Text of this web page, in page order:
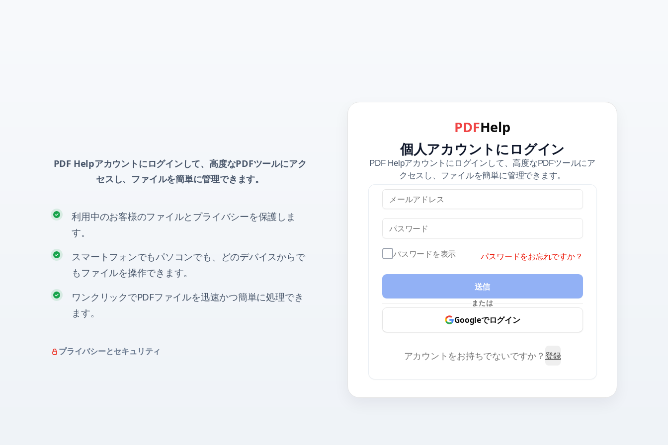
PDFHelp
個人アカウントにログイン
PDF Helpアカウントにログインして、高度なPDFツールにア
クセスし、ファイルを簡単に管理できます。
ログイン
メールアドレス
パスワード
パスワードを表示 パスワードをお忘れですか？
送信
または
Googleでログイン
アカウントをお持ちでないですか？ 登録
PDF Helpアカウントにログインして、高度なPDFツールにアク
セスし、ファイルを簡単に管理できます。
利用中のお客様のファイルとプライバシーを保護しま
す。
スマートフォンでもパソコンでも、どのデバイスからで
もファイルを操作できます。
ワンクリックでPDFファイルを迅速かつ簡単に処理でき
ます。
プライバシーとセキュリティ